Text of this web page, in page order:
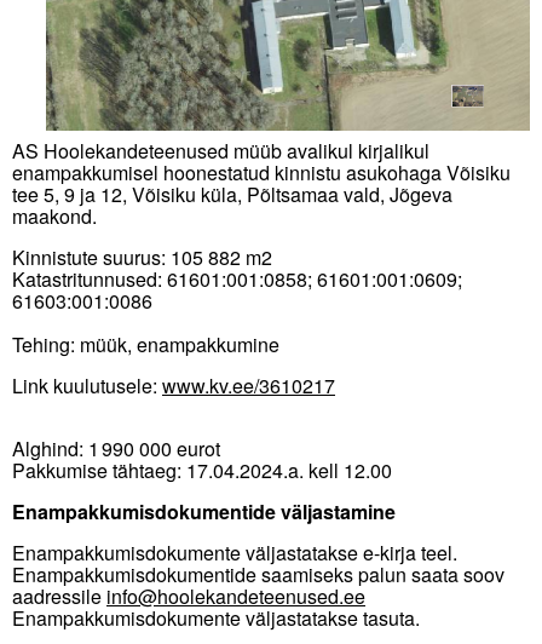
AS Hoolekandeteenused müüb avalikul kirjalikul
enampakkumisel hoonestatud kinnistu asukohaga Võisiku
tee 5, 9 ja 12, Võisiku küla, Põltsamaa vald, Jõgeva
maakond.
Kinnistute suurus: 105 882 m2
Katastritunnused: 61601:001:0858; 61601:001:0609;
61603:001:0086
Tehing: müük, enampakkumine
Link kuulutusele: www.kv.ee/3610217
Alghind: 1 990 000 eurot
Pakkumise tähtaeg: 17.04.2024.a. kell 12.00
Enampakkumisdokumentide väljastamine
Enampakkumisdokumente väljastatakse e-kirja teel.
Enampakkumisdokumentide saamiseks palun saata soov
aadressile info@hoolekandeteenused.ee
Enampakkumisdokumente väljastatakse tasuta.